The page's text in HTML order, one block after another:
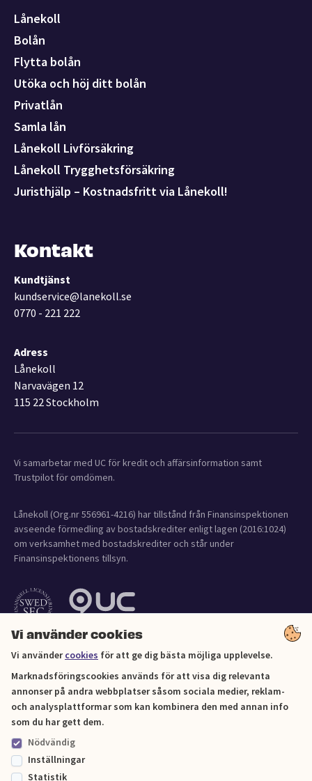
Vi använder cookies
Vi användercookies för att ge dig bästa möjliga upplevelse.
Marknadsföringscookies används för att visa dig relevanta
annonser på andra webbplatser såsom sociala medier, reklam-
och analysplattformar som kan kombinera den med annan info
som du har gett dem.
Nödvändig
Inställningar
Statistik
Lånekoll
Bolån
Flytta bolån
Utöka och höj ditt bolån
Privatlån
Samla lån
Lånekoll Livförsäkring
Lånekoll Trygghetsförsäkring
Juristhjälp – Kostnadsfritt via Lånekoll!
Kontakt
Kundtjänst
kundservice@lanekoll.se
0770 - 221 222
Adress
Lånekoll
Narvavägen 12
115 22 Stockholm
Vi samarbetar med UC för kredit och affärsinformation samt
Trustpilot för omdömen.
Lånekoll (Org.nr 556961-4216) har tillstånd från Finansinspektionen
avseende förmedling av bostadskrediter enligt lagen (2016:1024)
om verksamhet med bostadskrediter och står under
Finansinspektionens tillsyn.
Cookies
Sitemap